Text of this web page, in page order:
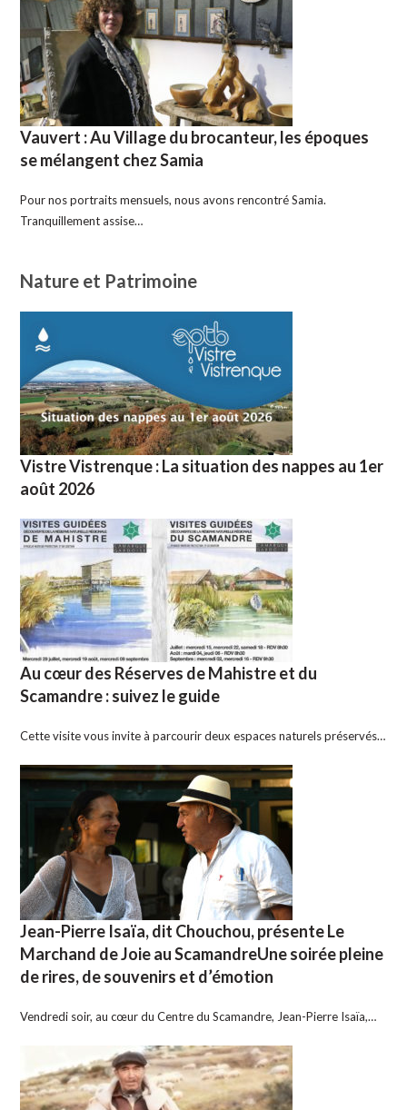
Vauvert : Au Village du brocanteur, les époques
se mélangent chez Samia
Pour nos portraits mensuels, nous avons rencontré Samia.
Tranquillement assise…
Nature et Patrimoine
Vistre Vistrenque : La situation des nappes au 1er
août 2026
Au cœur des Réserves de Mahistre et du
Scamandre : suivez le guide
Cette visite vous invite à parcourir deux espaces naturels préservés…
Jean-Pierre Isaïa, dit Chouchou, présente Le
Marchand de Joie au ScamandreUne soirée pleine
de rires, de souvenirs et d’émotion
Vendredi soir, au cœur du Centre du Scamandre, Jean-Pierre Isaïa,…